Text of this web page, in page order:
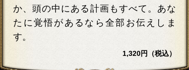
か、頭の中にある計画もすべて。あな
たに覚悟があるなら全部お伝えしま
す。
1,320円（税込）